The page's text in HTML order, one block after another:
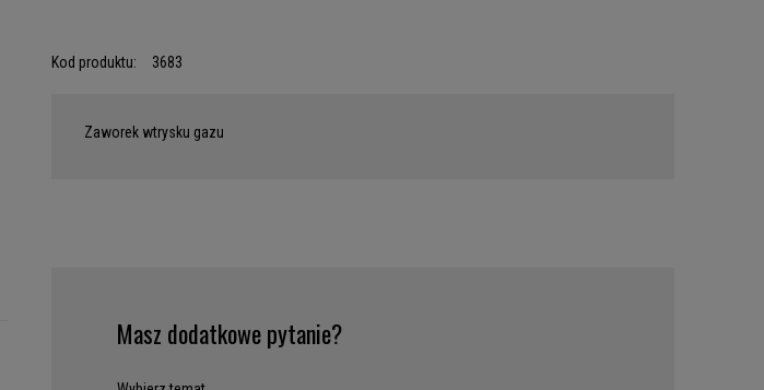
Kod produktu: 3683
Zaworek wtrysku gazu
Masz dodatkowe pytanie?